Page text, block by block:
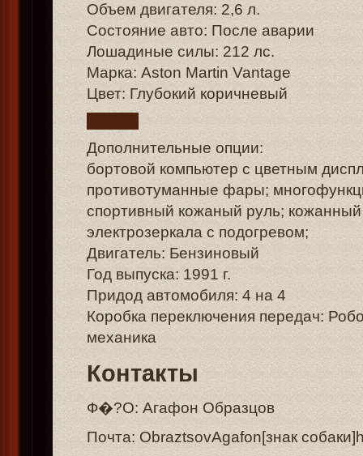
Объем двигателя: 2,6 л.
Состояние авто: После аварии
Лошадиные силы: 212 лс.
Марка: Aston Martin Vantage
Цвет: Глубокий коричневый
Дополнительные опции:
бортовой компьютер с цветным
противотуманные фары;
спортивный кожаный руль;
электрозеркала с подогревом;
Двигатель: Бензиновый
Год выпуска: 1991 г.
Придод автомобиля: 4 на 4
Коробка переключения передач:
механика
Контакты
Ф�?О: Агафон Образцов
Почта: ObraztsovAgafon[знак